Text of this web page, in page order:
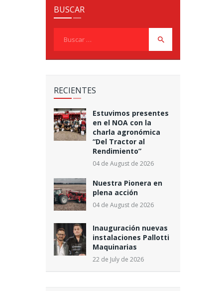
BUSCAR
RECIENTES
Estuvimos presentes
en el NOA con la
charla agronómica
“Del Tractor al
Rendimiento”
04 de August de 2026
Nuestra Pionera en
plena acción
04 de August de 2026
Inauguración nuevas
instalaciones Pallotti
Maquinarias
22 de July de 2026